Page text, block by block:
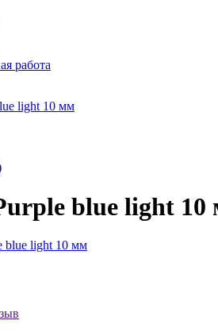
работа
light 10 мм
blue light 10